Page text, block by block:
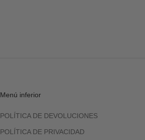
Menú inferior
POLÍTICA DE DEVOLUCIONES
POLÍTICA DE PRIVACIDAD